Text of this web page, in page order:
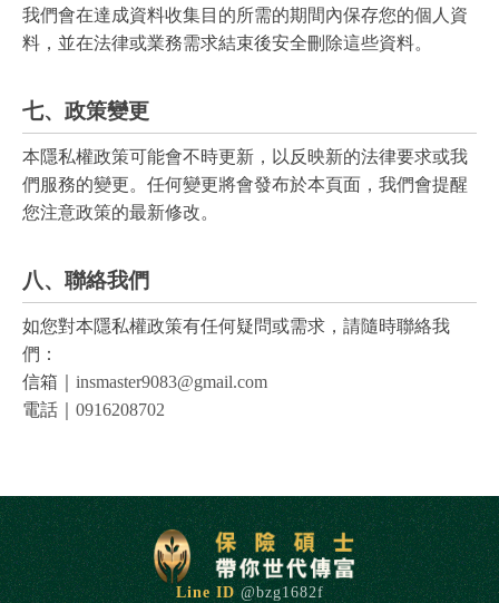
我們會在達成資料收集目的所需的期間內保存您的個人資
料，並在法律或業務需求結束後安全刪除這些資料。
七、政策變更
本隱私權政策可能會不時更新，以反映新的法律要求或我
們服務的變更。任何變更將會發布於本頁面，我們會提醒
您注意政策的最新修改。
八、聯絡我們
如您對本隱私權政策有任何疑問或需求，請隨時聯絡我
們：
信箱｜ insmaster9083@gmail.com
電話｜ 0916208702
@bzg1682f